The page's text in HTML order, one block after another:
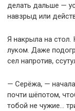
делать дальше —
навзрыд или
Я накрыла на
луком. Даже
сел напротив,
— Серёжа, — начала
почти шёпотом,
тобой не чужие…